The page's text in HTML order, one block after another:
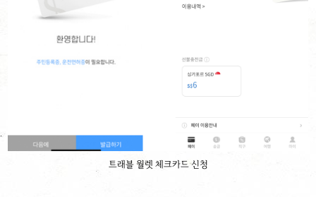
트래블 월렛 체크카드 신청